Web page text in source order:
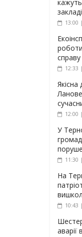
13:00
справу
12:33
Якісна
12:00
У
11:30
На
10:43
аварії